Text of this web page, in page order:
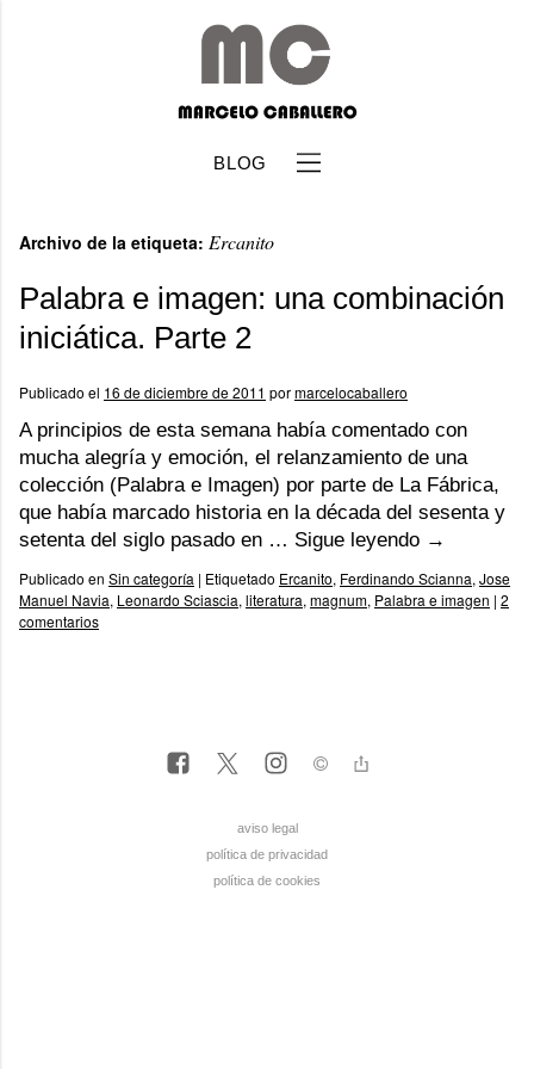
BLOG
Archivo de la etiqueta: Ercanito
Palabra e imagen: una combinación
iniciática. Parte 2
Publicado el 16 de diciembre de 2011 pormarcelocaballero
A principios de esta semana había comentado con
mucha alegría y emoción, el relanzamiento de una
colección (Palabra e Imagen) por parte de La Fábrica,
que había marcado historia en la década del sesenta y
setenta del siglo pasado en … Sigue leyendo →
Publicado en Sin categoría | Etiquetado Ercanito, Ferdinando Scianna, Jose
Manuel Navia, Leonardo Sciascia, literatura, magnum, Palabra e imagen | 2
comentarios
aviso legal
política de privacidad
política de cookies